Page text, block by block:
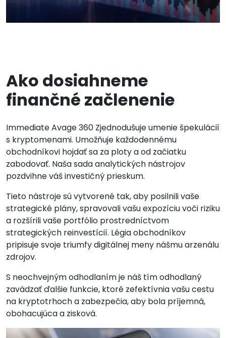
Ako dosiahneme
finančné začlenenie
Immediate Avage 360 Zjednodušuje umenie špekulácií
s kryptomenami. Umožňuje každodennému
obchodníkovi hojdať sa za ploty a od začiatku
zabodovať. Naša sada analytických nástrojov
pozdvihne váš investičný prieskum.
Tieto nástroje sú vytvorené tak, aby posilnili vaše
strategické plány, spravovali vašu expozíciu voči riziku
a rozšírili vaše portfólio prostredníctvom
strategických reinvestícií. Légia obchodníkov
pripisuje svoje triumfy digitálnej meny nášmu arzenálu
zdrojov.
S neochvejným odhodlaním je náš tím odhodlaný
zavádzať ďalšie funkcie, ktoré zefektívnia vašu cestu
na kryptotrhoch a zabezpečia, aby bola príjemná,
obohacujúca a zisková.